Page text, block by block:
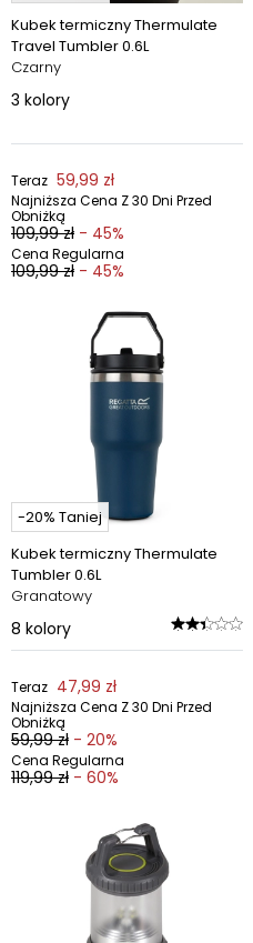
Kubek termiczny Thermulate
Travel Tumbler 0.6L
Czarny
3 kolory
Teraz 59,99 zł
Najniższa Cena Z 30 Dni Przed
Obniżką
109,99 zł - 45%
Cena Regularna
109,99 zł - 45%
-20% Taniej
Kubek termiczny Thermulate
Tumbler 0.6L
Granatowy
8 kolory
Teraz 47,99 zł
Najniższa Cena Z 30 Dni Przed
Obniżką
59,99 zł - 20%
Cena Regularna
119,99 zł - 60%